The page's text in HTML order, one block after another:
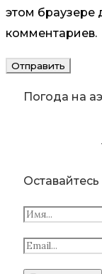
этом
комментариев.
Погода на
Оставайтесь